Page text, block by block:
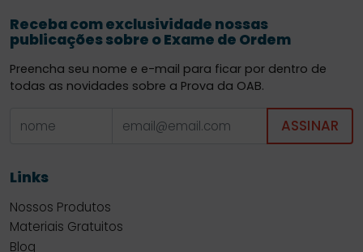
Receba com exclusividade nossas
publicações sobre o Exame de Ordem
Preencha seu nome e e-mail para ficar por dentro de
todas as novidades sobre a Prova da OAB.
ASSINAR
Links
Nossos Produtos
Materiais Gratuitos
Blog